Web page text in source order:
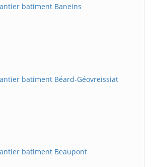
batiment Baneins
batiment Béard-Géovreissiat
batiment Beaupont